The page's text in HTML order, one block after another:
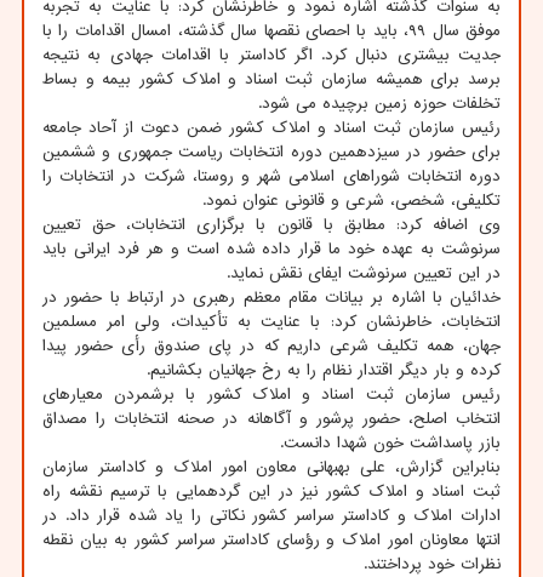
به سنوات گذشته اشاره نمود و خاطرنشان کرد: با عنایت به تجربه
موفق سال ۹۹، باید با احصای نقصها سال گذشته، امسال اقدامات را با
جدیت بیشتری دنبال کرد. اگر کاداستر با اقدامات جهادی به نتیجه
برسد برای همیشه سازمان ثبت اسناد و املاک کشور بیمه و بساط
تخلفات حوزه زمین برچیده می شود.
رئیس سازمان ثبت اسناد و املاک کشور ضمن دعوت از آحاد جامعه
برای حضور در سیزدهمین دوره انتخابات ریاست جمهوری و ششمین
دوره انتخابات شوراهای اسلامی شهر و روستا، شرکت در انتخابات را
تکلیفی، شخصی، شرعی و قانونی عنوان نمود.
وی اضافه کرد: مطابق با قانون با برگزاری انتخابات، حق تعیین
سرنوشت به عهده خود ما قرار داده شده است و هر فرد ایرانی باید
در این تعیین سرنوشت ایفای نقش نماید.
خدائیان با اشاره بر بیانات مقام معظم رهبری در ارتباط با حضور در
انتخابات، خاطرنشان کرد: با عنایت به تأکیدات، ولی امر مسلمین
جهان، همه تکلیف شرعی داریم که در پای صندوق رأی حضور پیدا
کرده و بار دیگر اقتدار نظام را به رخ جهانیان بکشانیم.
رئیس سازمان ثبت اسناد و املاک کشور با برشمردن معیارهای
انتخاب اصلح، حضور پرشور و آگاهانه در صحنه انتخابات را مصداق
بازر پاسداشت خون شهدا دانست.
بنابراین گزارش، علی بهبهانی معاون امور املاک و کاداستر سازمان
ثبت اسناد و املاک کشور نیز در این گردهمایی با ترسیم نقشه راه
ادارات املاک و کاداستر سراسر کشور نکاتی را یاد شده قرار داد. در
انتها معاونان امور املاک و رؤسای کاداستر سراسر کشور به بیان نقطه
نظرات خود پرداختند.